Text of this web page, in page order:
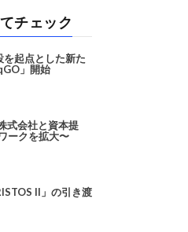
チェック
起点とした新た
」開始
式会社と資本提
ークを拡大〜
II」の引き渡